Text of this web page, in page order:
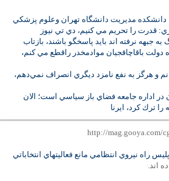
مديريت دانشگاه تهران وعلوم پزشكي
قدرت را تحريم مي كنيم، دي تي نيوز
جبهه نرفته اند بايد پاسخگو باشند، بازتاب
باقاچاقجيان موادمخدر راقطع مي كنم،
و هرگز به نفع نامزد ديگري انصراف نمي‌دهم،
در اداره جامعه فضاي باز سياسي است؛ الان
ترك كرد، ايرنا
راه نيروي انتظامي مانع فعاليتهاي انتخاباتي
اند.